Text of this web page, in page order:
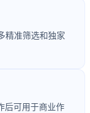
精准筛选和独家
后可用于商业作